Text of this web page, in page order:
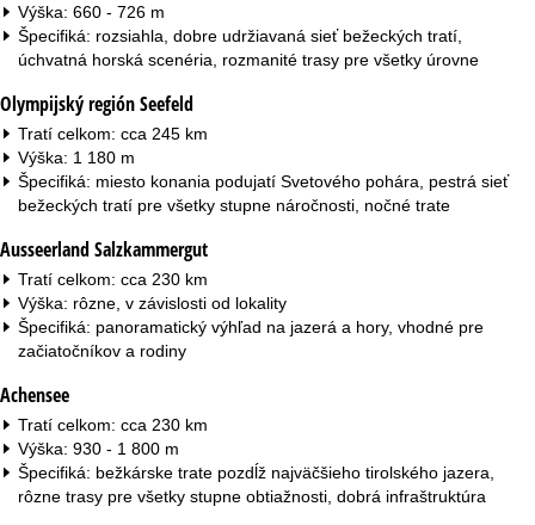
a
Výška: 660 - 726 m
Špecifiká: rozsiahla, dobre udržiavaná sieť bežeckých tratí,
úchvatná horská scenéria, rozmanité trasy pre všetky úrovne
Olympijský región Seefeld
Tratí celkom: cca 245 km
Výška: 1 180 m
Špecifiká: miesto konania podujatí Svetového pohára, pestrá sieť
bežeckých tratí pre všetky stupne náročnosti, nočné trate
Ausseerland Salzkammergut
Tratí celkom: cca 230 km
Výška: rôzne, v závislosti od lokality
Špecifiká: panoramatický výhľad na jazerá a hory, vhodné pre
začiatočníkov a rodiny
Achensee
Tratí celkom: cca 230 km
Výška: 930 - 1 800 m
Špecifiká: bežkárske trate pozdĺž najväčšieho tirolského jazera,
rôzne trasy pre všetky stupne obtiažnosti, dobrá infraštruktúra